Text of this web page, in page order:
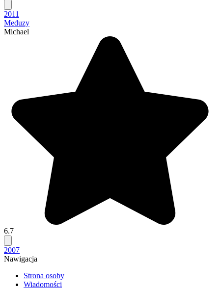
2011
Meduzy
Michael
6.7
2007
Nawigacja
Strona osoby
Wiadomości